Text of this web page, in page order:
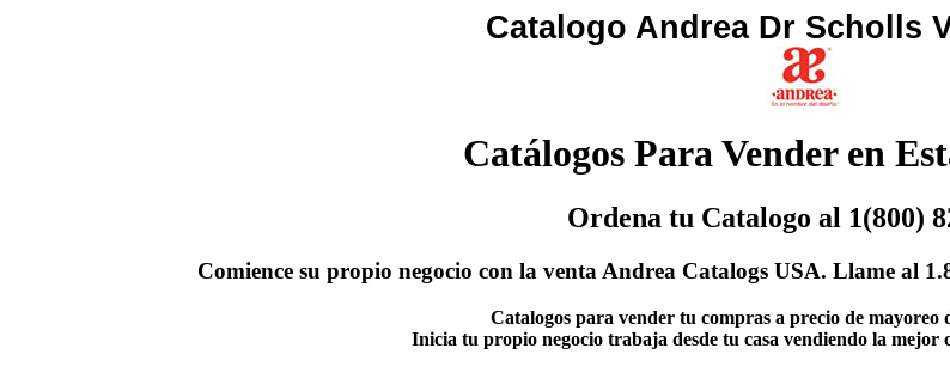
Catalogo Andrea Dr Scholls
Catálogos Para Vender en
Ordena tu Catalogo al 1(800)
Comience su propio negocio con la venta Andrea Catalogs USA. Llame al
Catalogos para vender tu compras a precio de mayoreo
Inicia tu propio negocio trabaja desde tu casa vendiendo la mejor